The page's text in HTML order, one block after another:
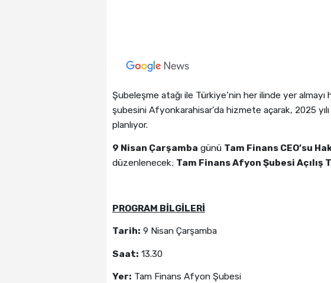
Şubeleşme atağı ile Türkiye’nin her ilinde yer almayı
şubesini Afyonkarahisar’da hizmete açarak, 2025
planlıyor.
9 Nisan Çarşamba günü Tam Finans CEO’su
düzenlenecek; Tam Finans Afyon Şubesi Açılış
PROGRAM BİLGİLERİ
Tarih: 9 Nisan Çarşamba
Saat: 13.30
Yer: Tam Finans Afyon Şubesi